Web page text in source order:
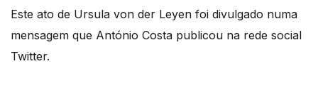
Este ato de Ursula von der Leyen foi divulgado numa
mensagem que António Costa publicou na rede social
Twitter.